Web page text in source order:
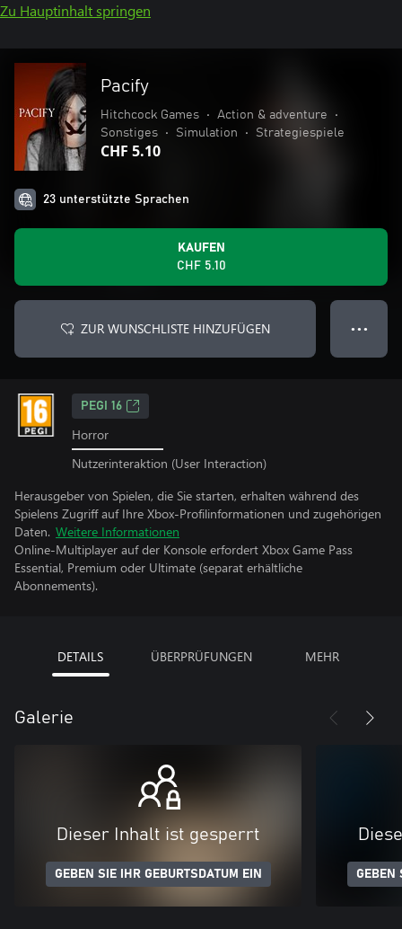
Zu Hauptinhalt springen
Pacify
Hitchcock Games • Action & adventure
•
Sonstiges
• Simulation • Strategiespiele
CHF 5.10
23 unterstützte Sprachen
KAUFEN
CHF 5.10
ZUR WUNSCHLISTE HINZUFÜGEN ● ● ●
PEGI 16
Horror
Nutzerinteraktion (User Interaction)
Herausgeber von Spielen, die Sie starten, erhalten während des
Spielens Zugriff auf Ihre Xbox-Profilinformationen und zugehörigen
Daten. Weitere Informationen
Online-Multiplayer auf der Konsole erfordert Xbox Game Pass
Essential, Premium oder Ultimate (separat erhältliche
Abonnements).
DETAILS ÜBERPRÜFUNGEN MEHR
Galerie
Dieser Inhalt ist gesperrt
GEBEN SIE IHR GEBURTSDATUM EIN GEBEN